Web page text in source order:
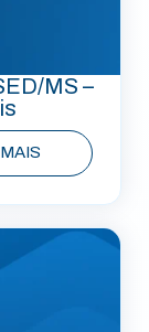
MS –